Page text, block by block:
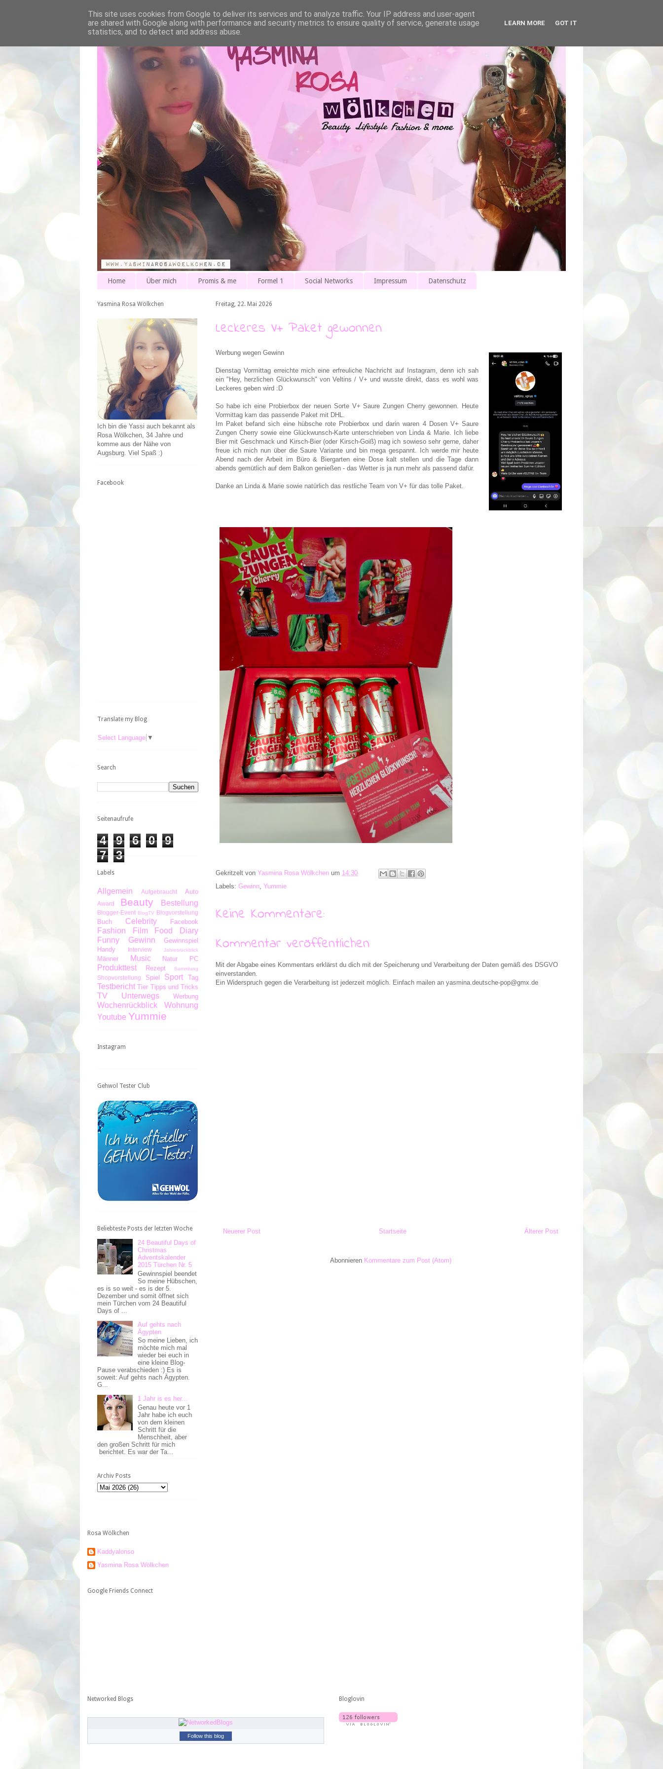
Home Über mich Promis & me Formel 1 Social Networks Impressum Datenschutz
Freitag, 22. Mai 2026
Leckeres V+ Paket gewonnen
Werbung wegen Gewinn
Dienstag Vormittag erreichte mich eine erfreuliche Nachricht auf Instagram, denn ich sah
ein "Hey, herzlichen Glückwunsch" von Veltins / V+ und wusste direkt, dass es wohl was
Leckeres geben wird :D
So habe ich eine Probierbox der neuen Sorte V+ Saure Zungen Cherry gewonnen. Heute
Vormittag kam das passende Paket mit DHL.
Im Paket befand sich eine hübsche rote Probierbox und darin waren 4 Dosen V+ Saure
Zungen Cherry sowie eine Glückwunsch-Karte unterschrieben von Linda & Marie. Ich liebe
Bier mit Geschmack und Kirsch-Bier (oder Kirsch-Goiß) mag ich sowieso sehr gerne, daher
freue ich mich nun über die Saure Variante und bin mega gespannt. Ich werde mir heute
Abend nach der Arbeit im Büro & Biergarten eine Dose kalt stellen und die Tage dann
abends gemütlich auf dem Balkon genießen - das Wetter is ja nun mehr als passend dafür.
Danke an Linda & Marie sowie natürlich das restliche Team von V+ für das tolle Paket.
Gekritzelt von Yasmina Rosa Wölkchen um 14:30
Labels: Gewinn Yummie
Keine Kommentare:
Kommentar veröffentlichen
Mit der Abgabe eines Kommentars erklärst du dich mit der Speicherung und Verarbeitung der Daten gemäß des DSGVO
einverstanden.
Ein Widerspruch gegen die Verarbeitung ist jederzeit möglich. Einfach mailen an yasmina.deutsche-pop@gmx.de
Neuerer Post Älterer Post
Startseite
Abonnieren Kommentare zum Post (Atom)
Yasmina Rosa Wölkchen
Ich bin die Yassi auch bekannt als
Rosa Wölkchen, 34 Jahre und
komme aus der Nähe von
Augsburg. Viel Spaß :)
Facebook
Translate my Blog
Select Language ▼
Search
Seitenaufrufe
4 9 6 0
9
7
3
Labels
Allgemein Aufgebraucht Auto
Award Beauty Bestellung
Blogger-Event BlogTV Blogvorstellung
Buch Celebrity Facebook
Fashion Film
Food Diary
Funny
Gewinn
Gewinnspiel
Handy
Interview Jahresrückblick
Männer Music Natur PC
Produkttest Rezept Sammlung
Shopvorstellung Spiel Sport Tag
Testbericht Tier Tipps und Tricks
TV Unterwegs Werbung
Wochenrückblick
Wohnung
Youtube Yummie
Instagram
Gehwol Tester Club
Beliebteste Posts der letzten Woche
24 Beautiful Days of
Christmas
Adventskalender
2015 Türchen Nr. 5
Gewinnspiel beendet
So meine Hübschen,
es is so weit - es is der 5.
Dezember und somit öffnet sich
mein Türchen vom 24 Beautiful
Days of ...
Auf gehts nach
Ägypten
So meine Lieben, ich
möchte mich mal
wieder bei euch in
eine kleine Blog-
Pause verabschieden :) Es is
soweit: Auf gehts nach Ägypten.
G...
1 Jahr is es her...
Genau heute vor 1
Jahr habe ich euch
von dem kleinen
Schritt für die
Menschheit, aber
den großen Schritt für mich
berichtet. Es war der Ta...
Archiv Posts
Rosa Wölkchen
Kaddyalonso
Yasmina Rosa Wölkchen
Google Friends Connect
Networked Blogs
Follow this blog
Bloglovin
This site uses cookies from Google to deliver its services and to analyze traffic. Your IP address and user-agent
are shared with Google along with performance and security metrics to ensure quality of service, generate usage
statistics, and to detect and address abuse.
LEARN MORE GOT IT